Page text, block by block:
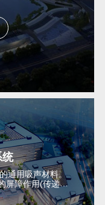
统
通用吸声材料。
屏障作用(传递损